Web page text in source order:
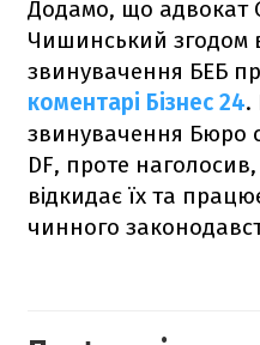
Додамо, що адвокат
Чишинський згодом
звинувачення БЕБ
коментарі Бізнес 24.
звинувачення Бюро
DF, проте
відкидає їх та
чинного